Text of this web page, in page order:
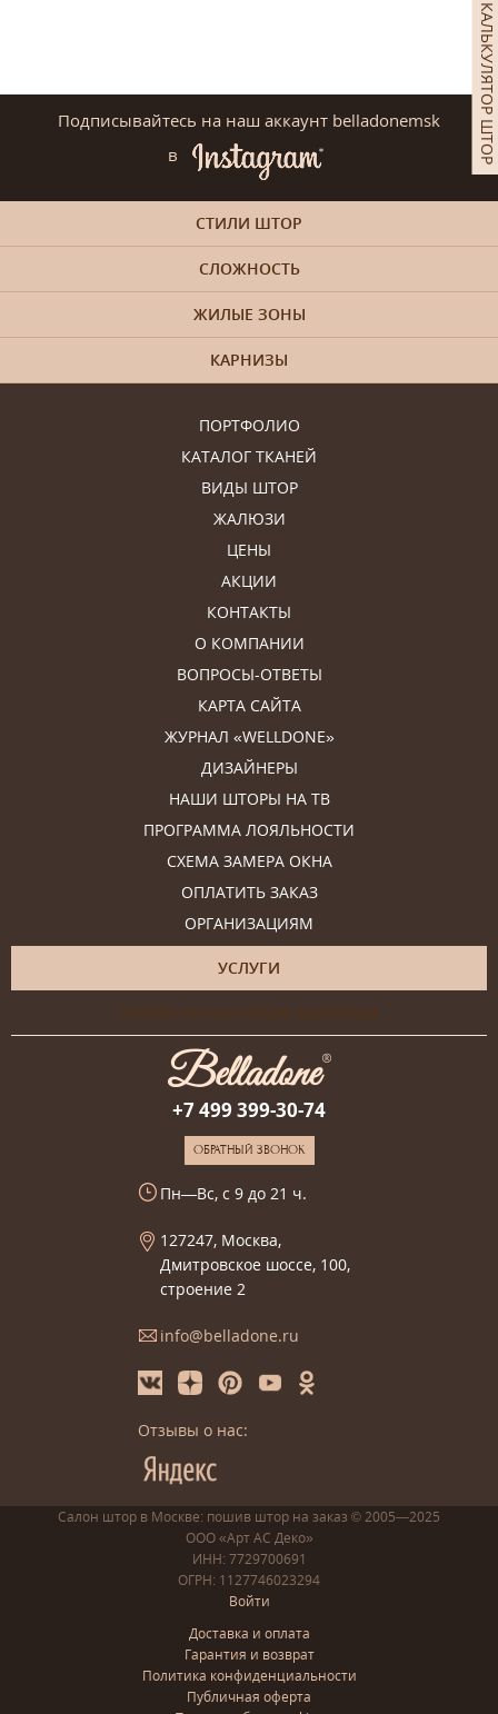
КАЛЬКУЛЯТОР ШТОР
Подписывайтесь на наш аккаунт belladonemsk
в
ПОРТФОЛИО
КАТАЛОГ ТКАНЕЙ
ВИДЫ ШТОР
ЖАЛЮЗИ
ЦЕНЫ
АКЦИИ
КОНТАКТЫ
О КОМПАНИИ
ВОПРОСЫ-ОТВЕТЫ
КАРТА САЙТА
ЖУРНАЛ «WELLDONE»
ДИЗАЙНЕРЫ
НАШИ ШТОРЫ НА ТВ
ПРОГРАММА ЛОЯЛЬНОСТИ
СХЕМА ЗАМЕРА ОКНА
ОПЛАТИТЬ ЗАКАЗ
ОРГАНИЗАЦИЯМ
УСЛУГИ
Онлайн-консультация дизайнера
СТИЛИ ШТОР
СЛОЖНОСТЬ
ЖИЛЫЕ ЗОНЫ
КАРНИЗЫ
+7 499 399-30-74
ОБРАТНЫЙ ЗВОНОК
Пн—Вс, с 9 до 21 ч.
127247, Москва,
Дмитровское шоссе, 100,
строение 2
info@belladone.ru
Отзывы о нас:
Салон штор в Москве: пошив штор на заказ © 2005—2025
ООО «Арт АС Деко»
ИНН: 7729700691
ОГРН: 1127746023294
Войти
Доставка и оплата
Гарантия и возврат
Политика конфиденциальности
Публичная оферта